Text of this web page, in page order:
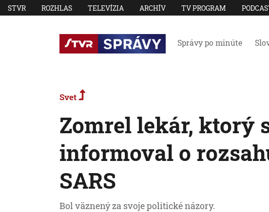
STVR ROZHLAS TELEVÍZIA ARCHÍV TV PROGRAM
Správy po minúte
Svet
Zomrel lekár, ktorý
informoval o
SARS
Bol väznený za svoje politické názory.